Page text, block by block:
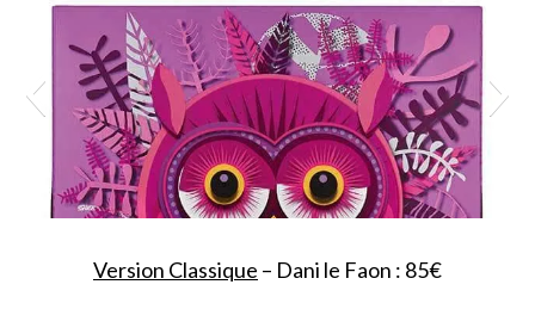
Version Classique – Dani le Faon : 85€